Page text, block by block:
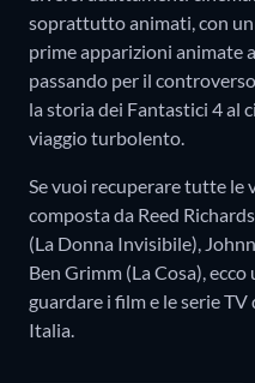
soprattutto animati, con
prime apparizioni animate
passando per il
la storia dei Fantastici 4 al
viaggio turbolento.
Se vuoi recuperare tutte le
composta da Reed
(La Donna Invisibile),
Ben Grimm (La Cosa),
guardare i film e le serie
Italia.